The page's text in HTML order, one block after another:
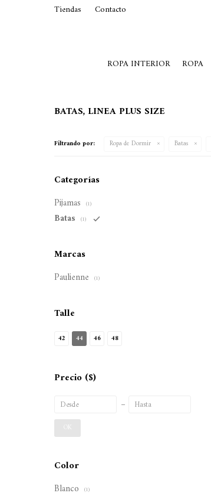
ROPA INTERIOR ROPA
Tiendas Contacto
BATAS, LINEA PLUS SIZE
Filtrando por: Ropa de Dormir Batas
Categorías
Pijamas (1)
Batas (1)
Marcas
Paulienne (1)
Talle
42 44 46 48
Precio ($)
OK
Color
Blanco (1)